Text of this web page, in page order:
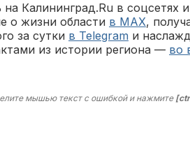
Калининград.Ru в соцсетях
о жизни области в MAX,
за сутки в Telegram и
из истории региона — во
мышью текст с ошибкой и нажмите